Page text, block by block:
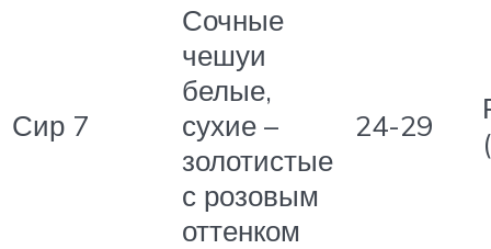
Сир 7
Сочные
чешуи
белые,
сухие –
золотистые
с розовым
оттенком
24-29